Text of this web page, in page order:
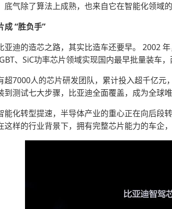
底气除了算法上成熟，也来自它在智能化领域
成 “胜负手”
亚迪的造芯之路，其实比造车还要早。 2002
、SiC功率芯片领域实现国内最早批量装车
超7000人的芯片研发团队，累计投入超千亿
到测试七大步骤，比亚迪全面覆盖，成为全球
能化转型提速，半导体产业的重心正在向后
这样的行业背景下，拥有完整芯片能力的车企